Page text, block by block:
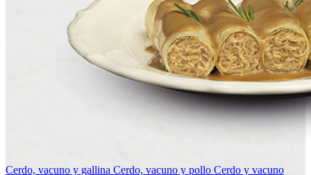
Cerdo, vacuno y gallina Cerdo, vacuno y pollo Cerdo y vacuno